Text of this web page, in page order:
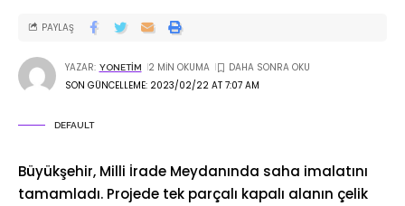
SON GÜNCELLEME: 2023/02/22 AT 7:07 AM
YAZAR: YONETIM 2 MIN OKUMA
PAYLAŞ
DEFAULT
Büyükşehir, Milli İrade Meydanında saha imalatını
tamamladı. Projede tek parçalı kapalı alanın çelik